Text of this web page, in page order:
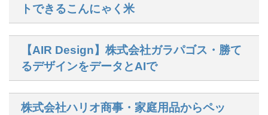
トできるこんにゃく米
【AIR Design】株式会社ガラパゴス・勝て
るデザインをデータとAIで
株式会社ハリオ商事・家庭用品からペッ